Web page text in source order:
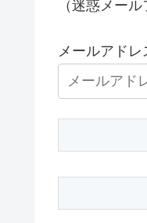
（迷惑メー
メールアドレ